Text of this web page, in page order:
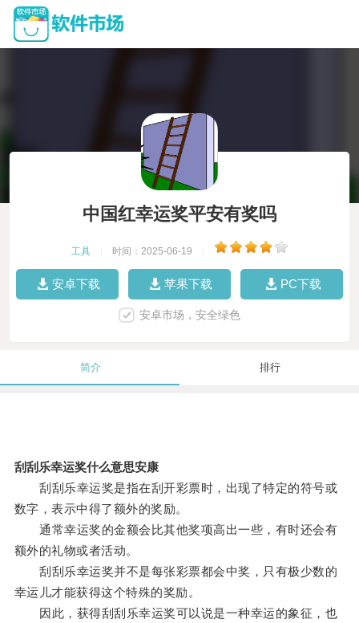
中国红幸运奖平安有奖吗
工具 时间：2025-06-19
安卓下载 苹果下载 PC下载
安卓市场，安全绿色
简介 排行
刮刮乐幸运奖什么意思安康
刮刮乐幸运奖是指在刮开彩票时，出现了特定的符号或
数字，表示中得了额外的奖励。
通常幸运奖的金额会比其他奖项高出一些，有时还会有
额外的礼物或者活动。
刮刮乐幸运奖并不是每张彩票都会中奖，只有极少数的
幸运儿才能获得这个特殊的奖励。
因此，获得刮刮乐幸运奖可以说是一种幸运的象征，也